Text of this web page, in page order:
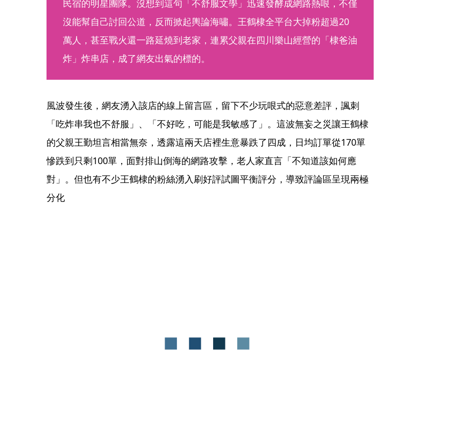
民宿的明星團隊。沒想到這句「不舒服文學」迅速發酵成網路熱哏，不僅
沒能幫自己討回公道，反而掀起輿論海嘯。王鶴棣全平台大掉粉超過20
萬人，甚至戰火還一路延燒到老家，連累父親在四川樂山經營的「棣爸油
炸」炸串店，成了網友出氣的標的。
風波發生後，網友湧入該店的線上留言區，留下不少玩哏式的惡意差評，諷刺
「吃炸串我也不舒服」、「不好吃，可能是我敏感了」。這波無妄之災讓王鶴棣
的父親王勤坦言相當無奈，透露這兩天店裡生意暴跌了四成，日均訂單從170單
慘跌到只剩100單，面對排山倒海的網路攻擊，老人家直言「不知道該如何應
對」。但也有不少王鶴棣的粉絲湧入刷好評試圖平衡評分，導致評論區呈現兩極
分化